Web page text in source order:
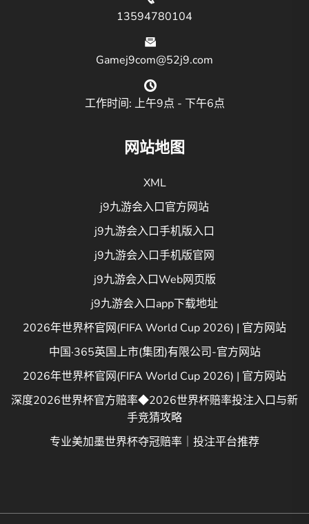
13594780104
Gamej9com@52j9.com
工作时间: 上午9点 - 下午6点
网站地图
XML
j9九游会入口官方网站
j9九游会入口手机版入口
j9九游会入口手机版官网
j9九游会入口Web网页版
j9九游会入口app下载地址
2026年世界杯官网(FIFA World Cup 2026) | 官方网站
中国·365英国上市(集团)有限公司-官方网站
2026年世界杯官网(FIFA World Cup 2026) | 官方网站
深度2026世界杯官方赔率◆2026世界杯赔率投注入口与新
手竞猜攻略
专业美加墨世界杯夺冠赔率｜投注平台推荐